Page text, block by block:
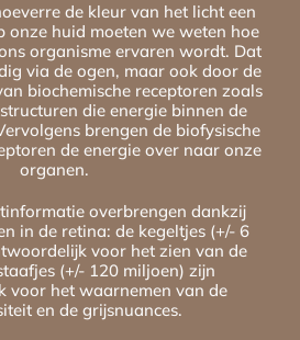
de kleur van het licht een
onze huid moeten we weten hoe
organisme ervaren wordt. Dat
via de ogen, maar ook door de
biochemische receptoren zoals
die energie binnen de
brengen de biofysische
de energie over naar onze
organen.
overbrengen dankzij
in de retina: de kegeltjes (+/- 6
voor het zien van de
(+/- 120 miljoen) zijn
voor het waarnemen van de
en de grijsnuances.